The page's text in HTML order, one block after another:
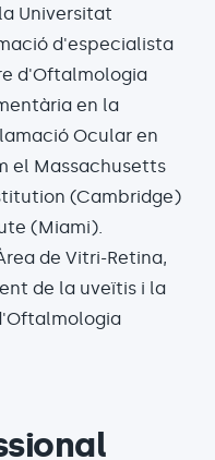
Universitat
d'especialista
d'Oftalmologia
en la
Ocular en
el Massachusetts
(Cambridge)
(Miami).
de Vitri-Retina,
de la uveïtis i la